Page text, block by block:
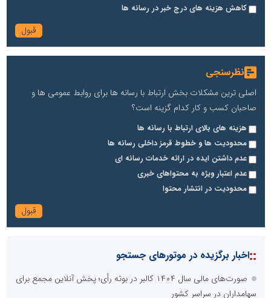
کاهش هزینه های درج خبر در رسانه ها
نظرسنجی
اصلی ترین مشکلات بخش ارتباط با رسانه ها برای روابط عمومی ها و
صاحبان کسب و کار کدام گزینه است؟
هزینه های بالای ارتباط با رسانه ها
محدودیت ها و خطوط قرمز داخلی رسانه ها
عدم داشتن ایده در ارائه خدمات رسانه ای
عدم اعتبار ویژه به محتواهای خبری
محدودیت در انتشار محتوا
::اخبار برگزیده در موتورهای جستجو
صورت‌های مالی سال ۱۴۰۴ کالبر در بوته رأی؛ پخش آنلاین مجمع برای
سهامداران در سراسر کشور